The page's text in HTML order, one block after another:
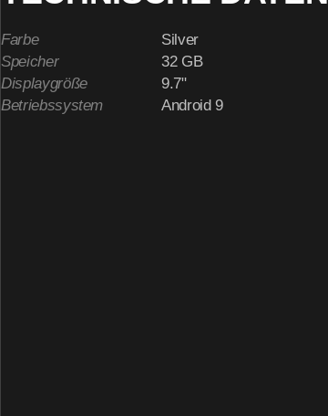
Farbe
Silver
Speicher
32 GB
Displaygröße
9.7"
Betriebssystem
Android 9